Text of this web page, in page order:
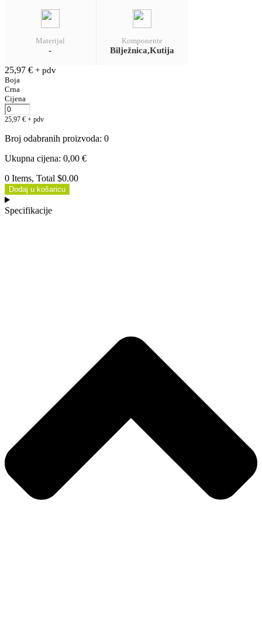
Materijal
-
Komponente
Bilježnica,Kutija
25,97 € + pdv
Boja
Crna
Cijena
25,97 € + pdv
Broj odabranih proizvoda: 0
Ukupna cijena: 0,00 €
0 Items, Total $0.00
Dodaj u košaricu
Specifikacije